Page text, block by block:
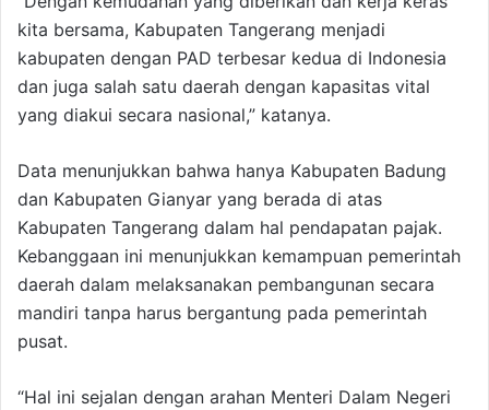
kita bersama, Kabupaten Tangerang menjadi
kabupaten dengan PAD terbesar kedua di Indonesia
dan juga salah satu daerah dengan kapasitas vital
yang diakui secara nasional,” katanya.
Data menunjukkan bahwa hanya Kabupaten Badung
dan Kabupaten Gianyar yang berada di atas
Kabupaten Tangerang dalam hal pendapatan pajak.
Kebanggaan ini menunjukkan kemampuan pemerintah
daerah dalam melaksanakan pembangunan secara
mandiri tanpa harus bergantung pada pemerintah
pusat.
“Hal ini sejalan dengan arahan Menteri Dalam Negeri